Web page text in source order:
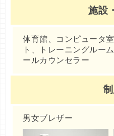
施設
体育館、コンピュータ
ト、トレーニングルー
ールカウンセラー
男女ブレザー